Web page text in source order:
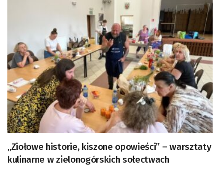
„Ziołowe historie, kiszone opowieści” – warsztaty
kulinarne w zielonogórskich sołectwach